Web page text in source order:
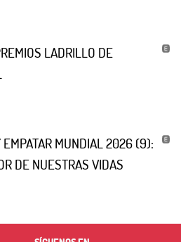
LADRILLO DE
EMPATAR MUNDIAL 2026 (9):
DE NUESTRAS VIDAS